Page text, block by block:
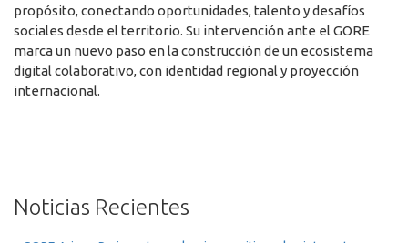
propósito, conectando oportunidades, talento y desafíos
sociales desde el territorio. Su intervención ante el GORE
marca un nuevo paso en la construcción de un ecosistema
digital colaborativo, con identidad regional y proyección
internacional.
Noticias Recientes